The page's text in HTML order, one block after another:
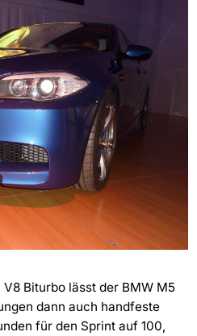
Biturbo lässt der BMW M5
dann auch handfeste
für den Sprint auf 100,